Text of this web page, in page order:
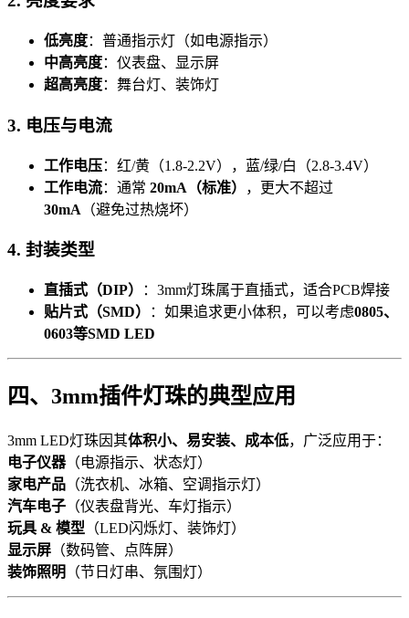
低亮度：普通指示灯（如电源指示）
中高亮度：仪表盘、显示屏
超高亮度：舞台灯、装饰灯
3. 电压与电流
工作电压：红/黄（1.8-2.2V），蓝/绿/白（2.8-3.4V）
工作电流：通常 20mA（标准）
，更大不超过
30mA （避免过热烧坏）
4. 封装类型
直插式（DIP）
：3mm灯珠属于直插式，适合PCB焊接
贴片式（SMD）
：如果追求更小体积，可以考虑0805、
0603等SMD LED
四、3mm插件灯珠的典型应用
3mm LED灯珠因其体积小、易安装、成本低，广泛应用于：
电子仪器（电源指示、状态灯）
家电产品 （洗衣机、冰箱、空调指示灯）
汽车电子 （仪表盘背光、车灯指示）
玩具 & 模型 （LED闪烁灯、装饰灯）
显示屏 （数码管、点阵屏）
装饰照明
（节日灯串、氛围灯）